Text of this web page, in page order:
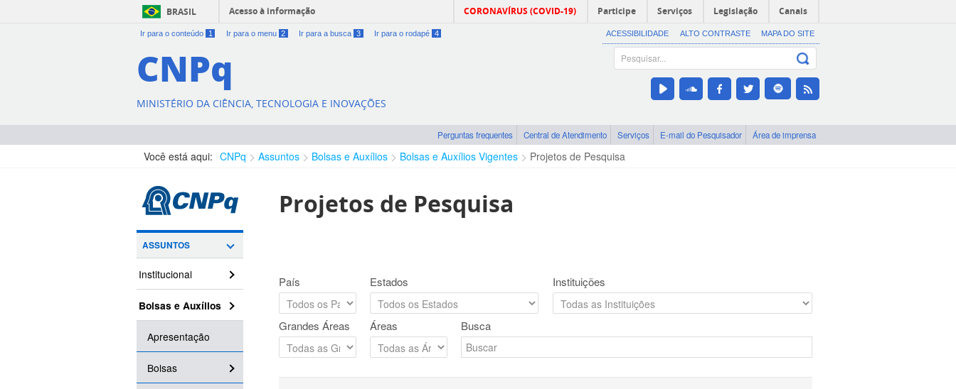
BRASIL Acesso à informação CORONAVÍRUS (COVID-19) Participe Serviços Legislação Canais
Ir para o conteúdo 1 Ir para o menu 2 Ir para a busca 3 Ir para o rodapé 4 ACESSIBILIDADE ALTO CONTRASTE MAPA DO SITE
CNPq
MINISTÉRIO DA CIÊNCIA, TECNOLOGIA E INOVAÇÕES
Perguntas frequentes Central de Atendimento Serviços E-mail do Pesquisador Área de imprensa
Você está aqui: CNPq Assuntos Bolsas e Auxílios Bolsas e Auxílios Vigentes Projetos de Pesquisa
ASSUNTOS
Institucional
Bolsas e Auxílios
Apresentação
Bolsas
Projetos de Pesquisa
País Estados Instituições
Grandes Áreas Áreas Busca